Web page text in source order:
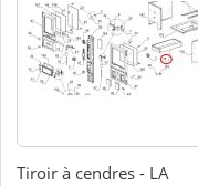
Tiroir à cendres - LA